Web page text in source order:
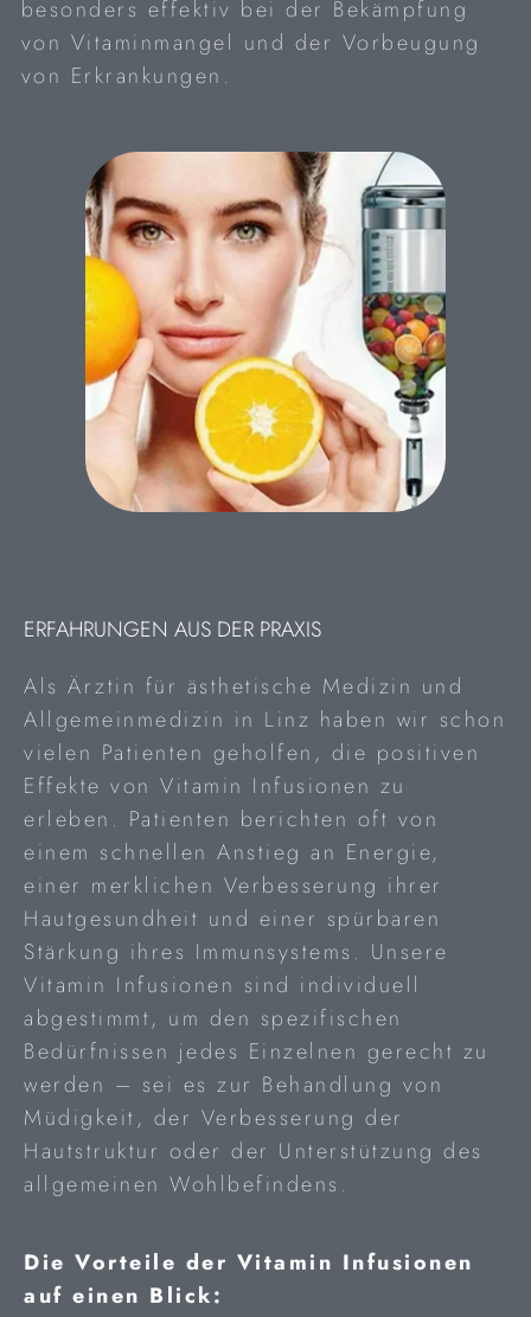
besonders effektiv bei der Bekämpfung
von Vitaminmangel und der Vorbeugung
von Erkrankungen.
ERFAHRUNGEN AUS DER PRAXIS
Als Ärztin für ästhetische Medizin und
Allgemeinmedizin in Linz haben wir schon
vielen Patienten geholfen, die positiven
Effekte von Vitamin Infusionen zu
erleben. Patienten berichten oft von
einem schnellen Anstieg an Energie,
einer merklichen Verbesserung ihrer
Hautgesundheit und einer spürbaren
Stärkung ihres Immunsystems. Unsere
Vitamin Infusionen sind individuell
abgestimmt, um den spezifischen
Bedürfnissen jedes Einzelnen gerecht zu
werden – sei es zur Behandlung von
Müdigkeit, der Verbesserung der
Hautstruktur oder der Unterstützung des
allgemeinen Wohlbefindens.
Die Vorteile der Vitamin Infusionen
auf einen Blick: